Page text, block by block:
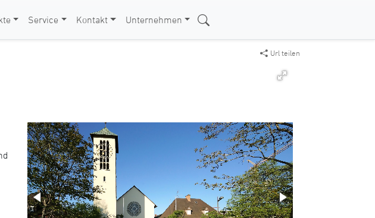
Service Kontakt Unternehmen
Url teilen